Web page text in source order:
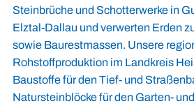
Steinbrüche und Schotterwerke in
Elztal-Dallau und verwerten Erden
sowie Baurestmassen. Unsere
Rohstoffproduktion im Landkreis
Baustoffe für den Tief- und
Natursteinblöcke für den Garten-